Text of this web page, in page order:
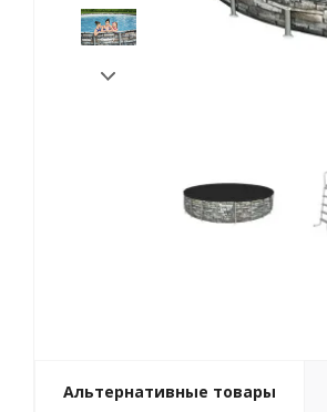
Альтернативные товары